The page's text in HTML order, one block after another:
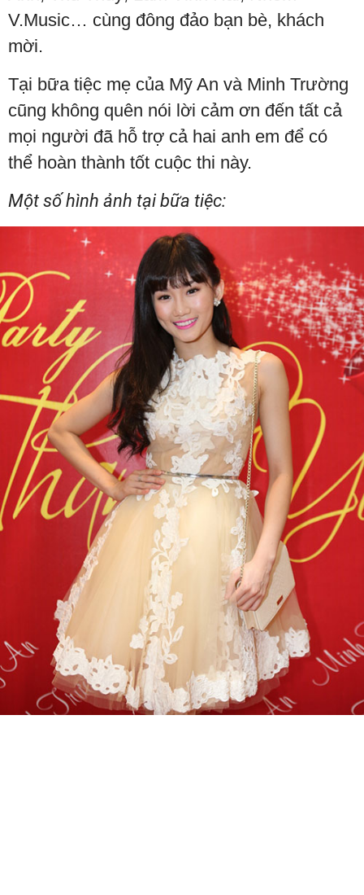
V.Music… cùng đông đảo bạn bè, khách
mời.
Tại bữa tiệc mẹ của Mỹ An và Minh Trường
cũng không quên nói lời cảm ơn đến tất cả
mọi người đã hỗ trợ cả hai anh em để có
thể hoàn thành tốt cuộc thi này.
Một số hình ảnh tại bữa tiệc: